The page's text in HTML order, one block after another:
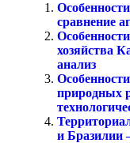
сравнение
хозяйства
анализ
природных
и Бразилии